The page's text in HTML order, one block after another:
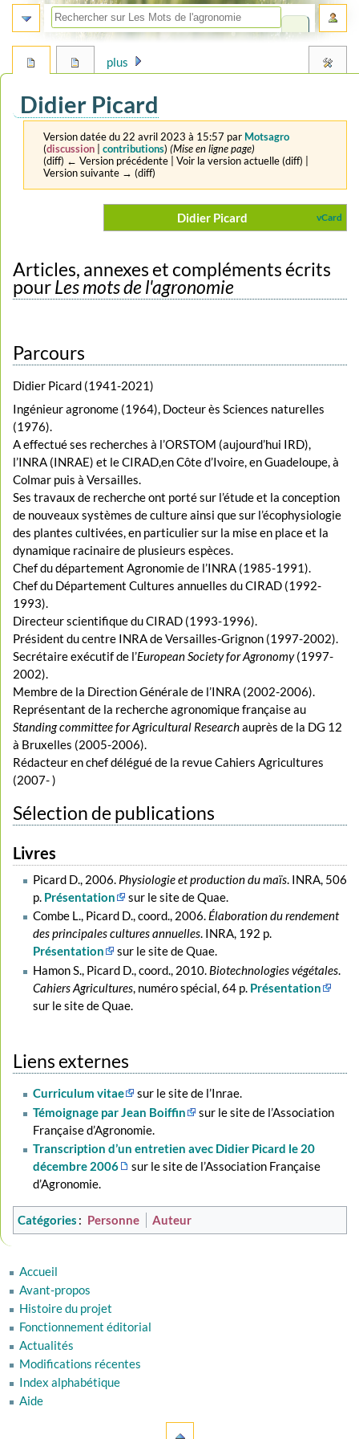
Didier Picard
Version datée du 22 avril 2023 à 15:57 par Motsagro
(discussion |contributions) (Mise en ligne page)
(diff) ← Version précédente | Voir la version actuelle (diff) |
Version suivante → (diff)
navigation
recherche
vCard
Didier Picard
Articles, annexes et compléments écrits
pourLes mots de l'agronomie
Parcours
Didier Picard (1941-2021)
Ingénieur agronome (1964), Docteur ès Sciences naturelles
(1976).
A effectué ses recherches à l’ORSTOM (aujourd’hui IRD),
l’INRA (INRAE) et le CIRAD,en Côte d’Ivoire, en Guadeloupe, à
Colmar puis à Versailles.
Ses travaux de recherche ont porté sur l’étude et la conception
de nouveaux systèmes de culture ainsi que sur l’écophysiologie
des plantes cultivées, en particulier sur la mise en place et la
dynamique racinaire de plusieurs espèces.
Chef du département Agronomie de l’INRA (1985-1991).
Chef du Département Cultures annuelles du CIRAD (1992-
1993).
Directeur scientifique du CIRAD (1993-1996).
Président du centre INRA de Versailles-Grignon (1997-2002).
Secrétaire exécutif de l’European Society for Agronomy(1997-
2002).
Membre de la Direction Générale de l’INRA (2002-2006).
Représentant de la recherche agronomique française au
Standing committee for Agricultural Researchauprès de la DG 12
à Bruxelles (2005-2006).
Rédacteur en chef délégué de la revue Cahiers Agricultures
(2007- )
Sélection de publications
Livres
Picard D., 2006. Physiologie et production du maïs. INRA, 506
p. Présentation
sur le site de Quae.
Combe L., Picard D., coord., 2006. Élaboration du rendement
des principales cultures annuelles. INRA, 192 p.
Présentation
sur le site de Quae.
Hamon S., Picard D., coord., 2010. Biotechnologies végétales.
Cahiers Agricultures, numéro spécial, 64 p. Présentation
sur le site de Quae.
Liens externes
Curriculum vitae
sur le site de l’Inrae.
Témoignage par Jean Boiffin
sur le site de l’Association
Française d’Agronomie.
Transcription d’un entretien avec Didier Picard le 20
décembre 2006
sur le site de l’Association Française
d’Agronomie.
Catégories : Personne Auteur
plus
Accueil
Avant-propos
Histoire du projet
Fonctionnement éditorial
Actualités
Modifications récentes
Index alphabétique
Aide